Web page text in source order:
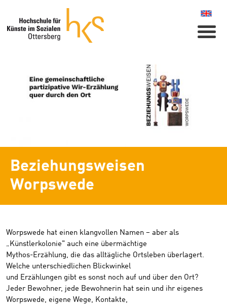
Beziehungsweisen
Worpswede
Worpswede hat einen klangvollen Namen – aber als
„Künstlerkolonie" auch eine übermächtige
Mythos-Erzählung, die das alltägliche Ortsleben überlagert.
Welche unterschiedlichen Blickwinkel
und Erzählungen gibt es sonst noch auf und über den Ort?
Jeder Bewohner, jede Bewohnerin hat sein und ihr eigenes
Worpswede, eigene Wege, Kontakte,